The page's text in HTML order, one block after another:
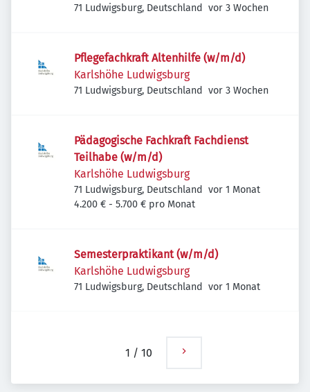
71 Ludwigsburg, Deutschland Veröffentlicht
vor 3 Wochen
Pflegefachkraft Altenhilfe (w/m/d)
Karlshöhe Ludwigsburg
71 Ludwigsburg, Deutschland Veröffentlicht
vor 3 Wochen
Pädagogische Fachkraft Fachdienst
Teilhabe (w/m/d)
Karlshöhe Ludwigsburg
71 Ludwigsburg, Deutschland Veröffentlicht
vor 1 Monat
4.200 € - 5.700 € pro Monat
Semesterpraktikant (w/m/d)
Karlshöhe Ludwigsburg
71 Ludwigsburg, Deutschland Veröffentlicht
vor 1 Monat
1 / 10